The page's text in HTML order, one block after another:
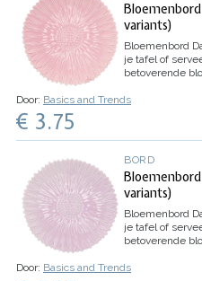
variants)
Bloemenbord
je tafel of
betoverende
tafel. Van de
Door: Basics and Trends
€ 3.75
BORD
variants)
Bloemenbord
je tafel of
betoverende
tafel. Van de
Door: Basics and Trends